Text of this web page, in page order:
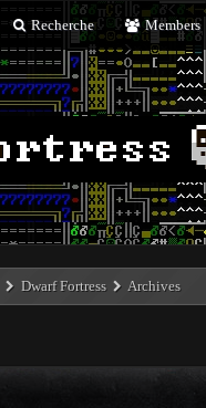
Recherche Members
Dwarf Fortress Archives